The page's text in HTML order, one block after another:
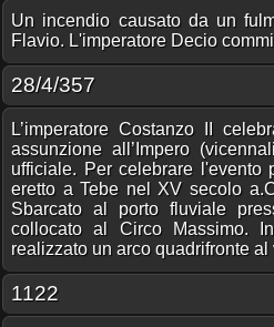
Un incendio causato da un
Flavio. L'imperatore Decio
28/4/357
L’imperatore Costanzo II
assunzione all’Impero
ufficiale. Per celebrare l'evento
eretto a Tebe nel XV secolo
Sbarcato al porto fluviale
collocato al Circo Massimo.
realizzato un arco quadrifronte al
1122